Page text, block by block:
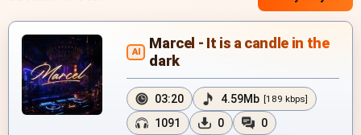
AI
Marcel - It is a candle in the
dark
03:20 4.59Mb [189 kbps]
1091 0
0